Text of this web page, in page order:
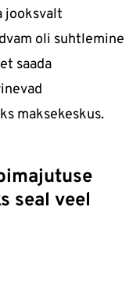
jooksvalt
oli suhtlemine
saada
maksekeskus.
seal veel